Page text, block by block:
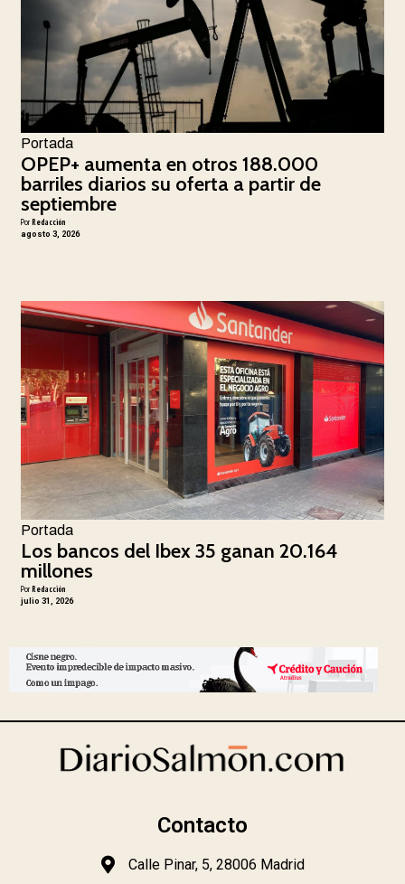
Portada
OPEP+ aumenta en otros 188.000
barriles diarios su oferta a partir de
septiembre
PorRedacción
agosto 3, 2026
Portada
Los bancos del Ibex 35 ganan 20.164
millones
PorRedacción
julio 31, 2026
Contacto
Calle Pinar, 5, 28006 Madrid